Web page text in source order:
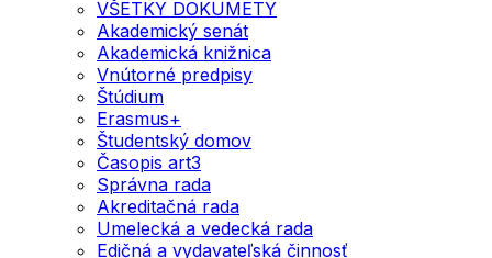
VŠETKY DOKUMETY
Akademický senát
Akademická knižnica
Vnútorné predpisy
Štúdium
Erasmus+
Študentský domov
Časopis art3
Správna rada
Akreditačná rada
Umelecká a vedecká rada
Edičná a vydavateľská činnosť